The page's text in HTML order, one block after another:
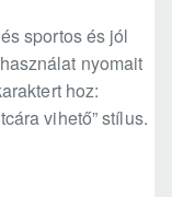
sportos és jól
nyomait
hoz:
vihető” stílus.